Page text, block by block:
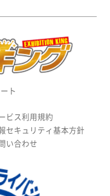
ト
ビス利用規約
セキュリティ基本方針
い合わせ